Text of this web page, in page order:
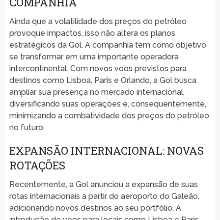
Ainda que a volatilidade dos preços do petróleo
provoque impactos, isso não altera os planos
estratégicos da Gol. A companhia tem como objetivo
se transformar em uma importante operadora
intercontinental. Com novos voos previstos para
destinos como Lisboa, Paris e Orlando, a Gol busca
ampliar sua presença no mercado internacional,
diversificando suas operações e, consequentemente,
minimizando a combatividade dos preços do petróleo
no futuro.
EXPANSÃO INTERNACIONAL: NOVAS
ROTAÇÕES
Recentemente, a Gol anunciou a expansão de suas
rotas internacionais a partir do aeroporto do Galeão,
adicionando novos destinos ao seu portfólio. A